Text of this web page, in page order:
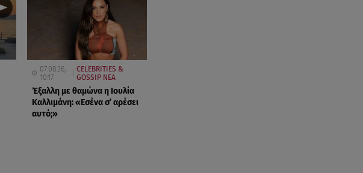
07.08.26,
10:17
CELEBRITIES &
GOSSIP ΝΕΑ
Έξαλλη με θαμώνα η Ιουλία
Καλλιμάνη: «Εσένα σ’ αρέσει
αυτό;»